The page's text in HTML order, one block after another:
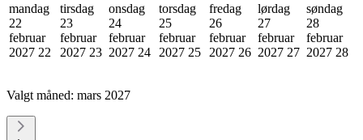
mandag
22
februar
2027 22
tirsdag
23
februar
2027 23
onsdag
24
februar
2027 24
torsdag
25
februar
2027 25
fredag
26
februar
2027 26
lørdag
27
februar
2027 27
søndag
28
februar
2027 28
Valgt måned: mars 2027